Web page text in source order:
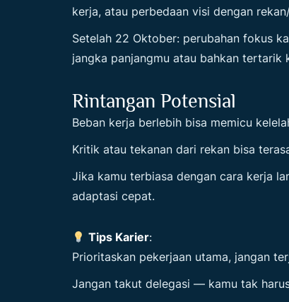
kerja, atau perbedaan visi dengan
Setelah 22 Oktober: perubahan fokus
jangka panjangmu atau bahkan tertarik
Rintangan Potensial
Beban kerja berlebih bisa memicu
Kritik atau tekanan dari rekan bisa
Jika kamu terbiasa dengan cara kerja
adaptasi cepat.
Tips Karier:
Prioritaskan pekerjaan utama, jangan
Jangan takut delegasi — kamu tak